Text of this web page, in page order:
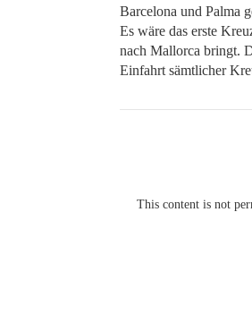
Barcelona und Palma
Es wäre das erste
nach Mallorca bringt.
Einfahrt sämtlicher
This content is not